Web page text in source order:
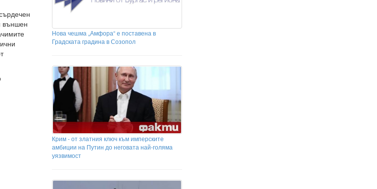
външен
Нова чешма „Амфора“ е поставена в
Градската градина в Созопол
Крим - от златния ключ към имперските
амбиции на Путин до неговата най-голяма
уязвимост